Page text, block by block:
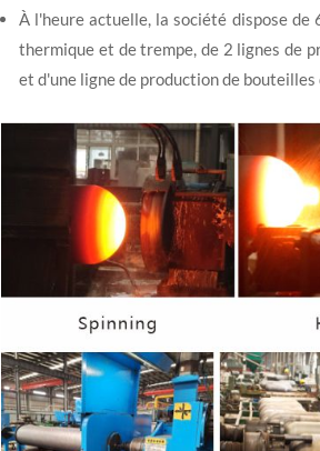
À l'heure actuelle, la société dispose
thermique et de trempe, de 2 lignes de
et d'une ligne de production de bouteilles